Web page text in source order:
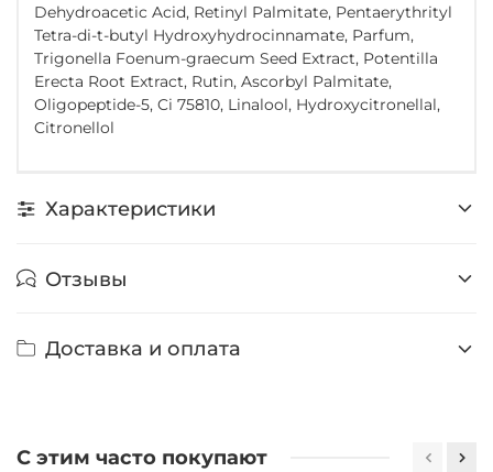
Dehydroacetic Acid, Retinyl Palmitate, Pentaerythrityl
Tetra-di-t-butyl Hydroxyhydrocinnamate, Parfum,
Trigonella Foenum-graecum Seed Extract, Potentilla
Erecta Root Extract, Rutin, Ascorbyl Palmitate,
Oligopeptide-5, Ci 75810, Linalool, Hydroxycitronellal,
Citronellol
Характеристики
Отзывы
Доставка и оплата
С этим часто покупают